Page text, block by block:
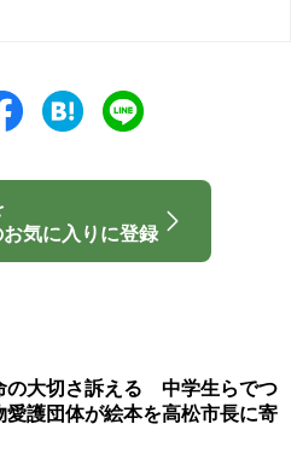
気に入りに登録
の大切さ訴える 中学生らでつ
愛護団体が絵本を高松市長に寄